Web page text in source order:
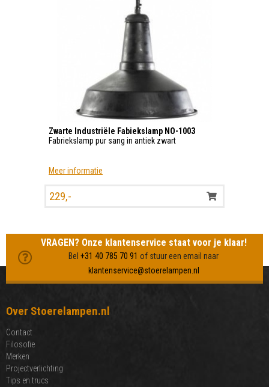
Zwarte Industriële Fabiekslamp NO-1003
Fabriekslamp pur sang in antiek zwart
Meer informatie
229,-
VRAGEN? Onze klantenservice staat voor je klaar!
Bel +31 40 785 70 91 of stuur een email naar
klantenservice@stoerelampen.nl
Over Stoerelampen.nl
Contact
Filosofie
Merken
Projectverlichting
Tips en trucs